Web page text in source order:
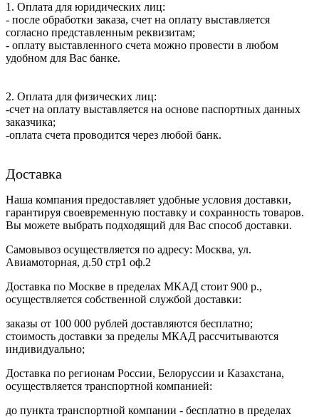
1. Оплата для юридических лиц:
- после обработки заказа, счет на оплату выставляется
согласно представленным реквизитам;
- оплату выставленного счета можно провести в любом
удобном для Вас банке.
2. Оплата для физических лиц:
-счет на оплату выставляется на основе паспортных данных
заказчика;
-оплата счета проводится через любой банк.
Доставка
Наша компания предоставляет удобные условия доставки,
гарантируя своевременную поставку и сохранность товаров.
Вы можете выбрать подходящий для Вас способ доставки.
Самовывоз осуществляется по адресу: Москва, ул.
Авиамоторная, д.50 стр1 оф.2
Доставка по Москве в пределах МКАД стоит 900 р.,
осуществляется собственной службой доставки:
заказы от 100 000 рублей доставляются бесплатно;
cтоимость доставки за пределы МКАД рассчитываются
индивидуально;
Доставка по регионам России, Белоруссии и Казахстана,
осуществляется транспортной компанией:
до пункта транспортной компании - бесплатно в пределах